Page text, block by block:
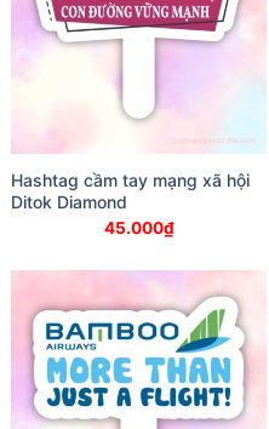
Hashtag cầm tay mạng xã hội
Ditok Diamond
45.000₫